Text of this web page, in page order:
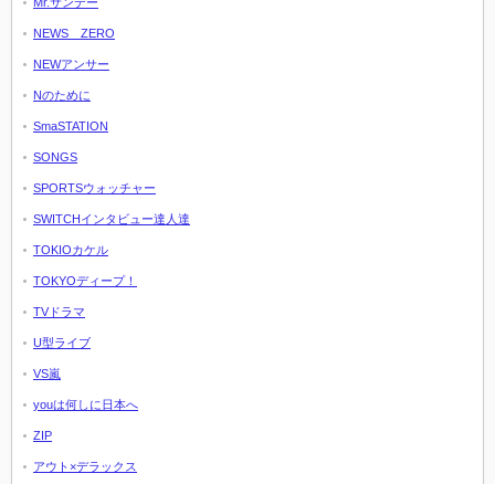
NEWS ZERO
NEWアンサー
Nのために
SmaSTATION
SONGS
SPORTSウォッチャー
SWITCHインタビュー達人達
TOKIOカケル
TOKYOディープ！
TVドラマ
U型ライブ
VS嵐
youは何しに日本へ
ZIP
アウト×デラックス